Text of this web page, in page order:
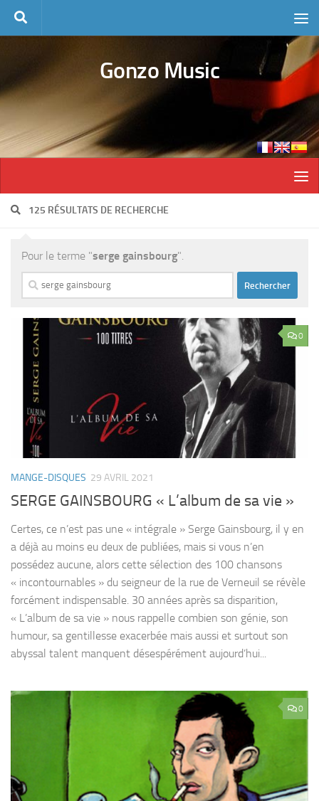
Skip to content
Gonzo Music
125 RÉSULTATS DE RECHERCHE
Pour le terme "serge gainsbourg".
Rechercher :
0
MANGE-DISQUES 29 AVRIL 2021
SERGE GAINSBOURG « L’album de sa vie »
Certes, ce n’est pas une « intégrale » Serge Gainsbourg, il y en
a déjà au moins eu deux de publiées, mais si vous n’en
possédez aucune, alors cette sélection des 100 chansons
« incontournables » du seigneur de la rue de Verneuil se révèle
forcément indispensable. 30 années après sa disparition,
« L’album de sa vie » nous rappelle combien son génie, son
humour, sa gentillesse exacerbée mais aussi et surtout son
abyssal talent manquent désespérément aujourd’hui...
0